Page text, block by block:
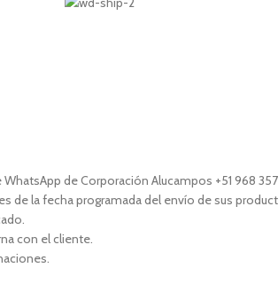
de Corporación Alucampos +51 968
de la fecha programada del envío de sus
con el cliente.